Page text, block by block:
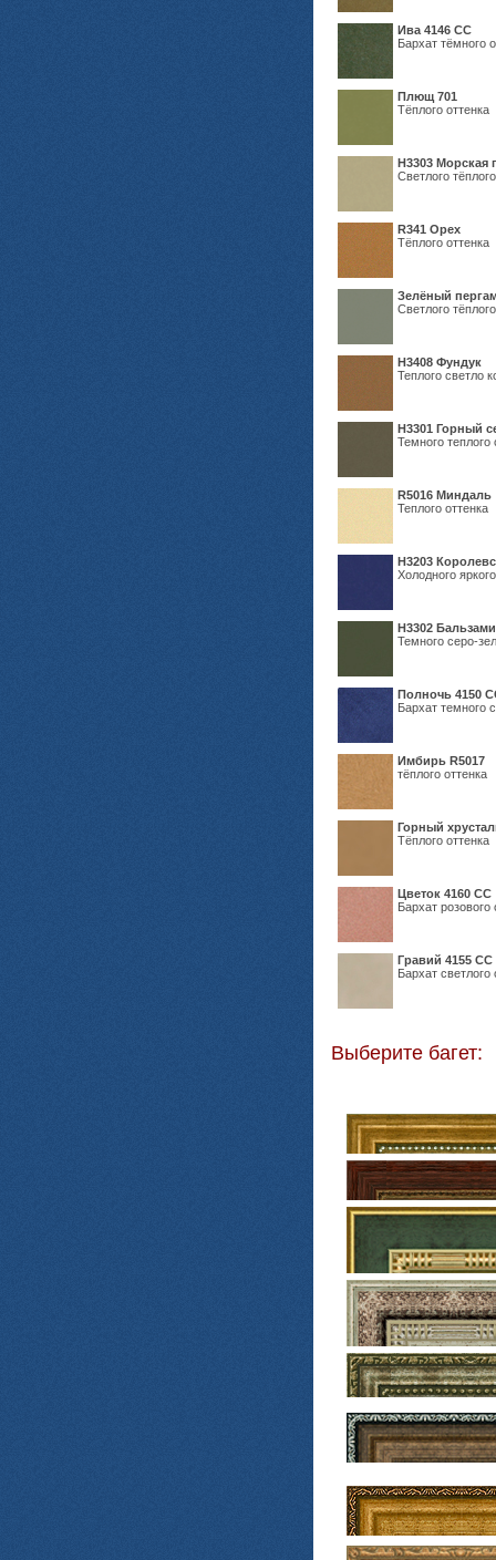
Ива 4146 СС
Бархат тёмного
Плющ 701
Тёплого оттенка
H3303 Морская
Светлого
R341 Орех
Тёплого оттенка
Зелёный
Светлого
Н3408 Фундук
Теплого светло
Н3301 Горный
Темного теплого
R5016 Миндаль
Теплого оттенка
Н3203
Холодного
Н3302
Темного серо-
Полночь 4150
Бархат темного
Имбирь R5017
тёплого оттенка
Горный
Тёплого оттенка
Цветок 4160 СС
Бархат розового
Гравий 4155 СС
Бархат светлого
Выберите багет: